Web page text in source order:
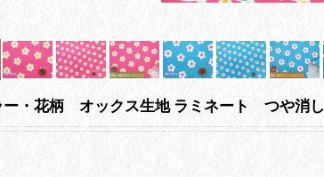
・花柄 オックス生地 ラミネート つや消し